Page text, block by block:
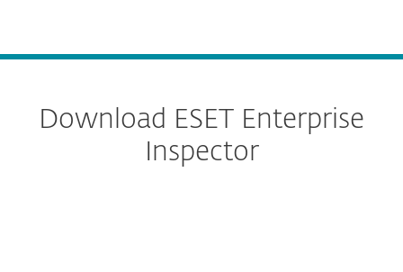
Download ESET Enterprise
Inspector